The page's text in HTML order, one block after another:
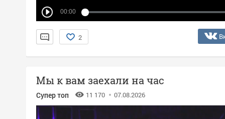
00:00
2
Мы к вам заехали на час
Супер топ 11 170 07.08.2026